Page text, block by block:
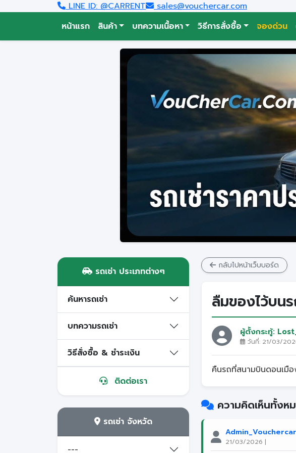
LINE ID: @CARRENT
sales@vouchercar.com
หน้าแรก
สินค้า บทความเนื้อหา วิธีการสั่งซื้อ จองด่วน
รถเช่า ประเภทต่างๆ
ค้นหารถเช่า
บทความรถเช่า
วิธีสั่งซื้อ & ชำระเงิน
ติดต่อเรา
รถเช่า จังหวัด
---
กลับไปหน้าเว็บบอร์ด
ลืมของไว้บน
ผู้ตั้งกระทู้:
วันที่: 21/03/
คืนรถที่สนามบินดอนเมื
ความคิดเห็นทั้งห
Admin_Vouchercar
21/03/2026 |